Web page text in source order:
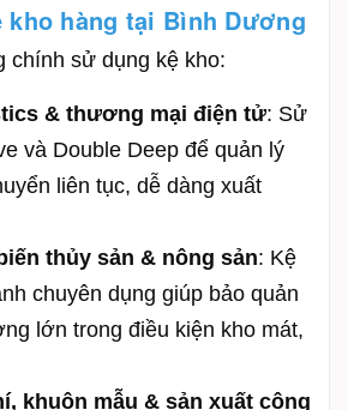
kho hàng tại Bình Dương
chính sử dụng kệ kho:
& thương mại điện tử: Sử
và Double Deep để quản lý
liên tục, dễ dàng xuất
thủy sản & nông sản: Kệ
chuyên dụng giúp bảo quản
lớn trong điều kiện kho mát,
khuôn mẫu & sản xuất công